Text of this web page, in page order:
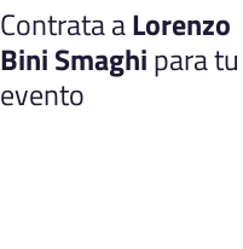
Contrata aLorenzo
Bini Smaghipara tu
evento